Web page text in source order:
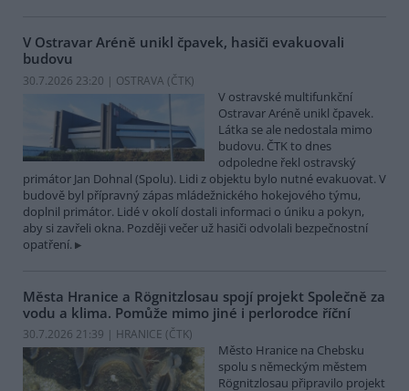
V Ostravar Aréně unikl čpavek, hasiči evakuovali
budovu
30.7.2026 23:20 | OSTRAVA (ČTK)
V ostravské multifunkční
Ostravar Aréně unikl čpavek.
Látka se ale nedostala mimo
budovu. ČTK to dnes
odpoledne řekl ostravský
primátor Jan Dohnal (Spolu). Lidi z objektu bylo nutné evakuovat. V
budově byl přípravný zápas mládežnického hokejového týmu,
doplnil primátor. Lidé v okolí dostali informaci o úniku a pokyn,
aby si zavřeli okna. Později večer už hasiči odvolali bezpečnostní
opatření.
Města Hranice a Rögnitzlosau spojí projekt Společně za
vodu a klima. Pomůže mimo jiné i perlorodce říční
30.7.2026 21:39 | HRANICE (ČTK)
Město Hranice na Chebsku
spolu s německým městem
Rögnitzlosau připravilo projekt